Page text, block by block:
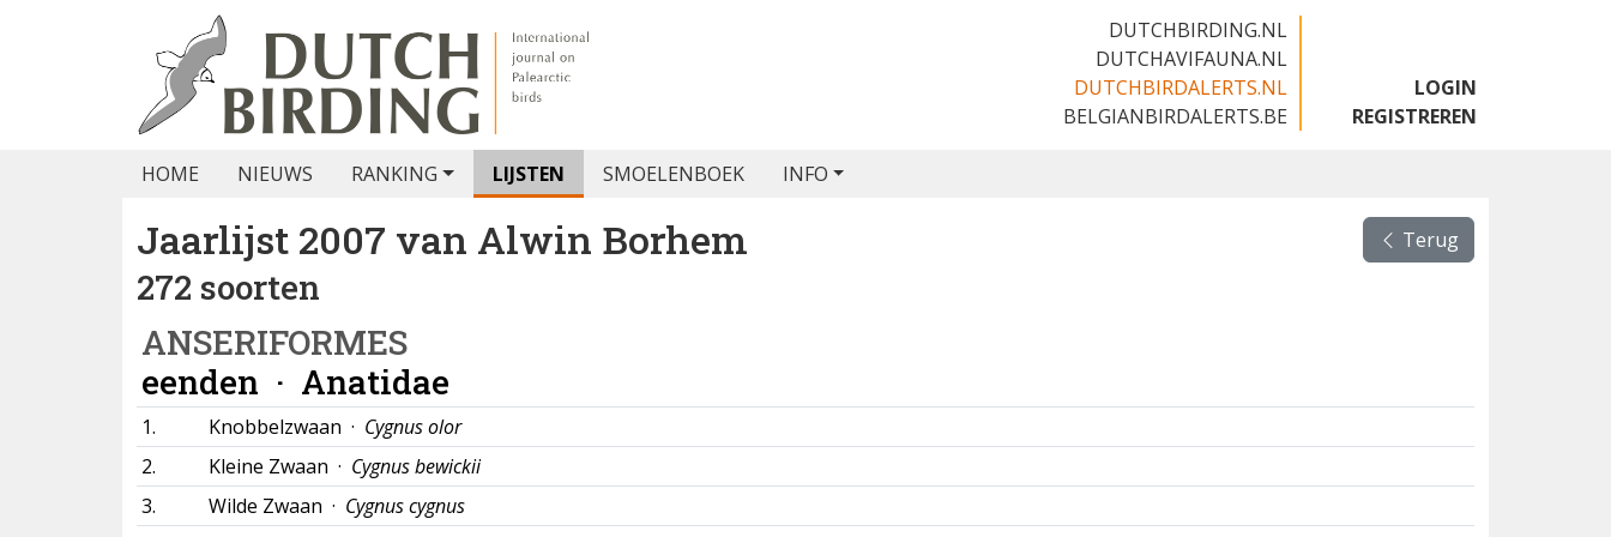
DUTCHBIRDING.NL
DUTCHAVIFAUNA.NL
DUTCHBIRDALERTS.NL
BELGIANBIRDALERTS.BE
LOGIN
REGISTREREN
HOME NIEUWS RANKING LIJSTEN SMOELENBOEK INFO
Jaarlijst 2007 van Alwin Borhem
272 soorten
Terug
ANSERIFORMES
eenden · Anatidae
1. Knobbelzwaan · Cygnus olor
2.
Kleine Zwaan · Cygnus bewickii
3.
Wilde Zwaan · Cygnus cygnus